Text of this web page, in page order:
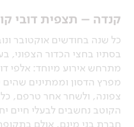
קנדה – תצפית דובי
כל שנה בחודשים אוקטובר
בסתיו בחצי הכדור הצפוני,
מתרחש אירוע מיוחד: אלפי
מפרץ הדסון וממתינים שהים
צפונה, ולשחר אחר טרפם,
הקוטב נחשבים לבעלי חיים
חברת בני מינם, אולם